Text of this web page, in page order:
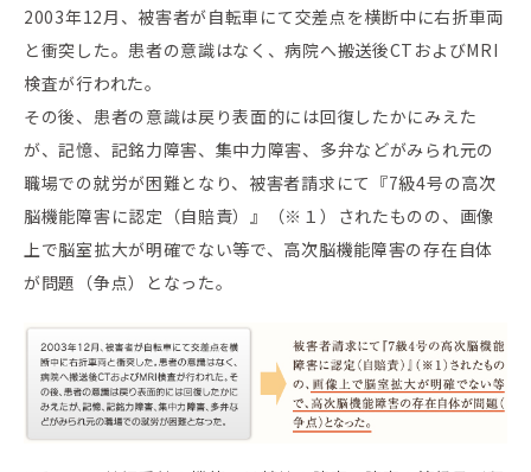
2003年12月、被害者が自転車にて交差点を横断中に右折車両
と衝突した。患者の意識はなく、病院へ搬送後CTおよびMRI
検査が行われた。
その後、患者の意識は戻り表面的には回復したかにみえた
が、記憶、記銘力障害、集中力障害、多弁などがみられ元の
職場での就労が困難となり、被害者請求にて『7級4号の高次
脳機能障害に認定（自賠責）』（※１）されたものの、画像
上で脳室拡大が明確でない等で、高次脳機能障害の存在自体
が問題（争点）となった。